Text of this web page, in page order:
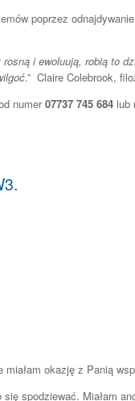
poprzez
i ewoluują, robią to
.” Claire Colebrook,
numer07737 745 684 lub
okazję z Panią
spodziewać. Miałam